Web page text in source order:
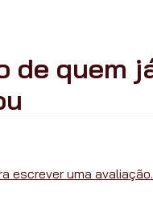
escrever uma avaliação.